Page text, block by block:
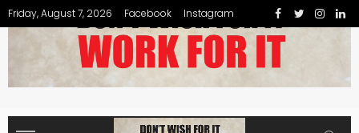
Friday, August 7, 2026 Facebook Instagram